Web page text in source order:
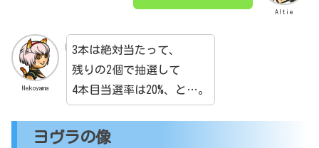
Altie
Nekoyama
3本は絶対当たって、
残りの2個で抽選して
4本目当選率は20%、と…。
ヨヴラの像